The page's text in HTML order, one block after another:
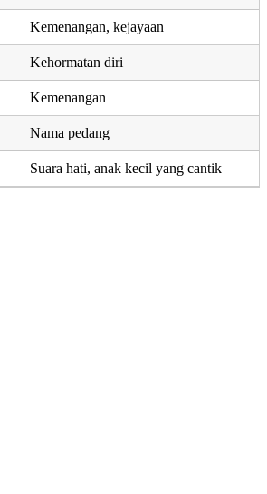
Kemenangan, kejayaan
Kehormatan diri
Kemenangan
Nama pedang
Suara hati, anak kecil yang cantik